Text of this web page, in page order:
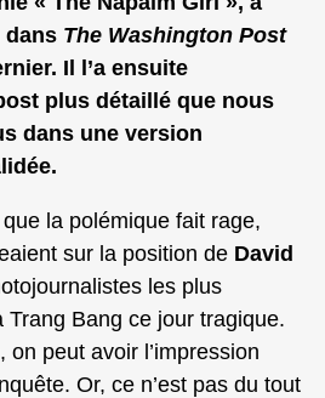
dans The Washington Post
Il l’a ensuite
plus détaillé que nous
dans une version
la polémique fait rage,
sur la position de David
les plus
Trang Bang ce jour tragique.
on peut avoir l’impression
Or, ce n’est pas du tout